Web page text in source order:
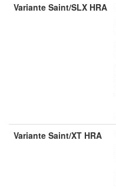
Variante Saint/SLX HRA
Variante Saint/XT HRA